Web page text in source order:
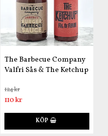
The Barbecue Company
Valfri Sås & The Ketchup
124 kr
110 kr
KÖP